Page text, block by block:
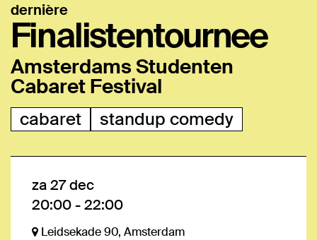
Finalistentournee
Amsterdams Studenten
Cabaret Festival
dernière
cabaret standup comedy
za 27 dec
20:00-22:00
Leidsekade 90, Amsterdam